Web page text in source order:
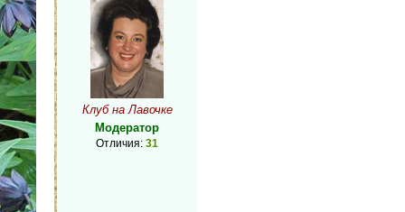
Клуб на Лавочке
Модератор
Отличия: 31